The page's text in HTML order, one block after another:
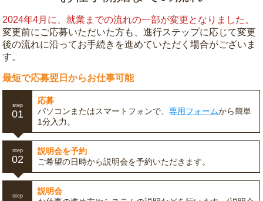
2024年4月に、就業までの流れの一部が変更となりました。
変更前にご応募いただいた方も、進行ステップに応じて変更
後の流れに沿ってお手続きを進めていただく場合がございま
す。
最短で応募翌日からお仕事可能
step
01
応募
パソコンまたはスマートフォンで、専用フォームから簡単
1分入力。
step
02
説明会を予約
ご希望の日時から説明会を予約いただきます。
step
説明会